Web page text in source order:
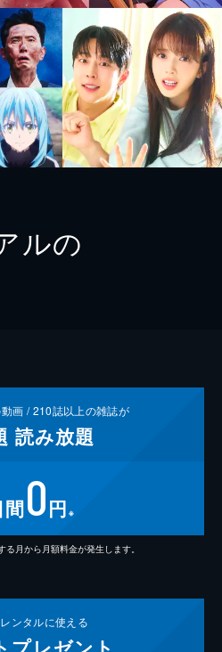
ルの
画 /210誌以上の雑誌が
読み放題
間0円 ※
月から月額料金が発生します。
レンタルに使える
プレゼント